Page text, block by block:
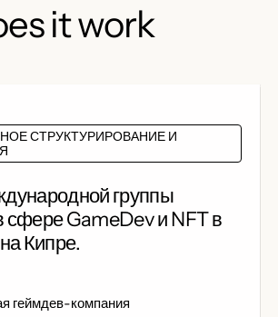
it work
СТРУКТУРИРОВАНИЕ И
группы
сфере GameDev и NFT в
Кипре.
геймдев-компания